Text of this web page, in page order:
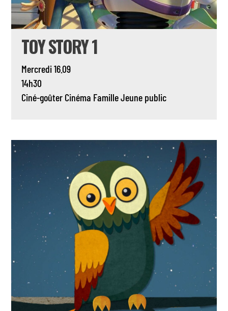
TOY STORY 1
Mercredi 16.09
14h30
Ciné-goûter Cinéma FamilleJeune public